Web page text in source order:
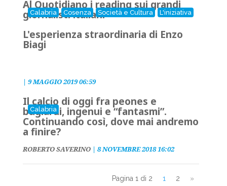
Calabria Cosenza Società e Cultura L'iniziativa
Al Quotidiano i reading sui grandi
giornalisti italiani
L'esperienza straordinaria di Enzo
Biagi
| 9 MAGGIO 2019 06:59
Calabria
Il calcio di oggi fra peones e
bugiardi, ingenui e “fantasmi”.
Continuando così, dove mai andremo
a finire?
ROBERTO SAVERINO| 8 NOVEMBRE 2018 16:02
Pagina 1 di 2 1 2 »